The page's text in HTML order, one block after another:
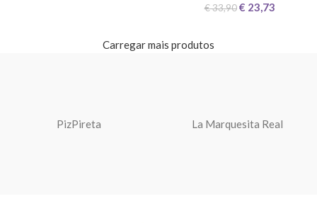
€33,90 € 23,73
Carregar mais produtos
PizPireta La Marquesita Real